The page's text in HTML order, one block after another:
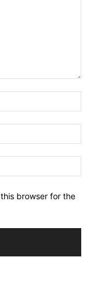
browser for the